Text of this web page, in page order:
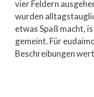
vier Feldern
wurden
etwas Spaß macht,
gemeint. Für
Beschreibungen